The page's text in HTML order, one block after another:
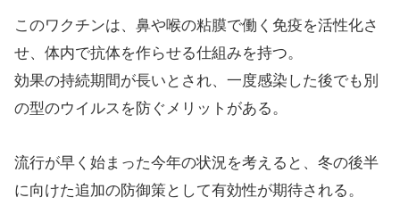
このワクチンは、鼻や喉の粘膜で働く免疫を活性化さ
せ、体内で抗体を作らせる仕組みを持つ。
効果の持続期間が長いとされ、一度感染した後でも別
の型のウイルスを防ぐメリットがある。
流行が早く始まった今年の状況を考えると、冬の後半
に向けた追加の防御策として有効性が期待される。